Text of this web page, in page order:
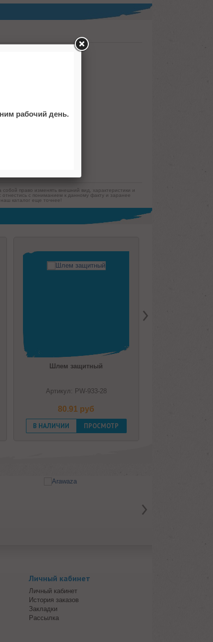
съёмные вставки.
право изменять внешний вид, характеристики и
с пониманием к данному факту и заранее
каталог еще точнее!
Шлем защитный
Артикул: PW-933-28
80.91 pуб
В НАЛИЧИИ
ПРОСМОТР
Личный кабинет
Личный кабинет
История заказов
Закладки
Рассылка
рабочий день.